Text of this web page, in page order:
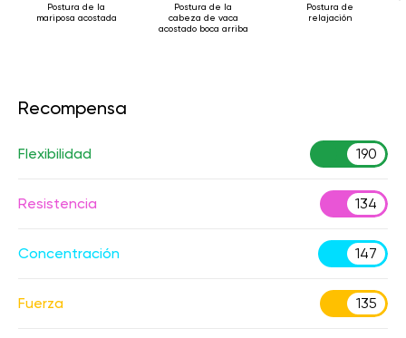
Postura de la
mariposa acostada
Postura de la
cabeza de vaca
acostado boca arriba
Postura de
relajación
Recompensa
Flexibilidad 190
Resistencia 134
Concentración 147
Fuerza 135